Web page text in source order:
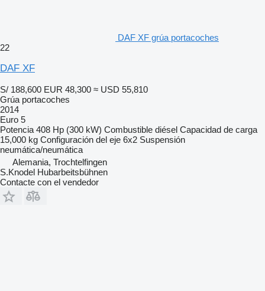
DAF XF grúa portacoches
22
DAF XF
S/ 188,600 EUR 48,300 ≈ USD 55,810
Grúa portacoches
2014
Euro 5
Potencia 408 Hp (300 kW) Combustible diésel Capacidad de carga
15,000 kg Configuración del eje 6x2 Suspensión
neumática/neumática
Alemania, Trochtelfingen
S.Knodel Hubarbeitsbühnen
Contacte con el vendedor